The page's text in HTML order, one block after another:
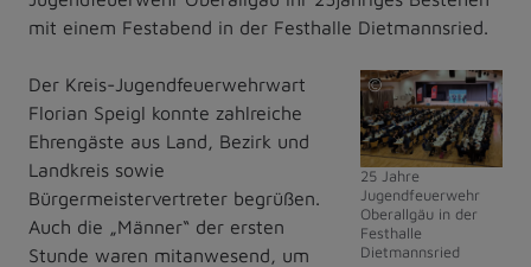
mit einem Festabend in der Festhalle Dietmannsried.
25 Jahre
Jugendfeuerwehr
Oberallgäu in der
Festhalle
Dietmannsried
©
Markt
Dietmannsried
Der Kreis-Jugendfeuerwehrwart
Florian Speigl konnte zahlreiche
Ehrengäste aus Land, Bezirk und
Landkreis sowie
Bürgermeistervertreter begrüßen.
Auch die „Männer“ der ersten
Stunde waren mitanwesend, um